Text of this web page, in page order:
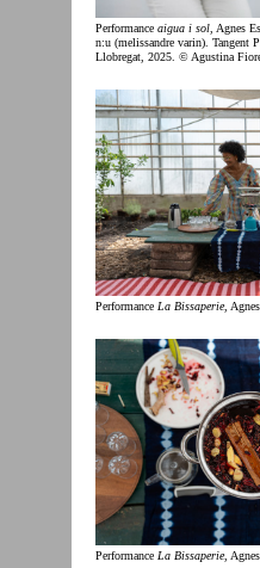
Performance aigua i sol , Agnes
n:u (melissandre varin). Tangent
Llobregat, 2025. © Agustina
Performance La Bissaperie,
Performance La Bissaperie,